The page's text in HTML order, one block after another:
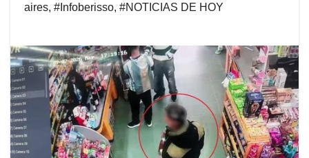
aires, #Infoberisso, #NOTICIAS DE HOY